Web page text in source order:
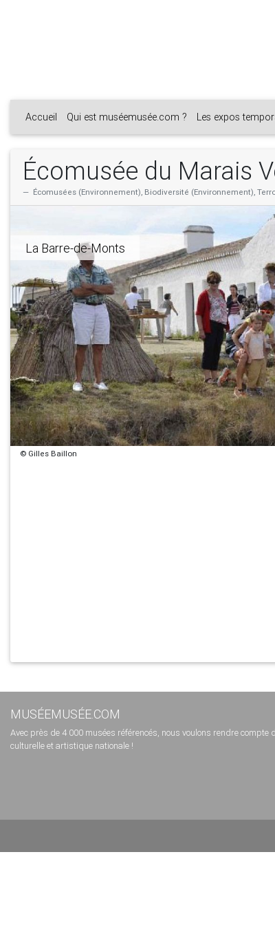
Accueil Qui est muséemusée.com ? Les expos
Écomusée du Marais
Écomusées (Environnement), Biodiversité (Environnement),
La Barre-de-Monts
© Gilles Baillon
MUSÉEMUSÉE.COM
Avec près de 4 000 musées référencés, nous voulons rendre compte
culturelle et artistique nationale !